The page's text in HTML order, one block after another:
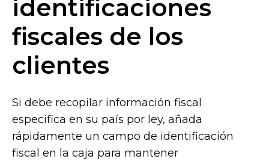
identificaciones
fiscales de los
clientes
Si debe recopilar información fiscal
específica en su país por ley, añada
rápidamente un campo de identificación
fiscal en la caja para mantener